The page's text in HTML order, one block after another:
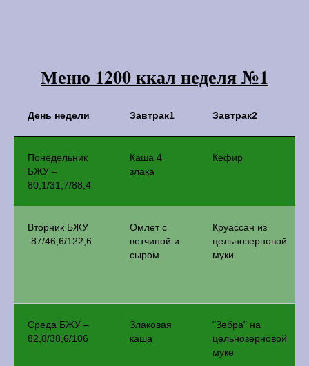
Меню 1200 ккал неделя №1
День недели Завтрак1 Завтрак2
Понедельник
БЖУ –
80,1/31,7/88,4
Каша 4
злака
Кефир
Вторник БЖУ
-87/46,6/122,6
Омлет с
ветчиной и
сыром
Круассан из
цельнозерновой
муки
Среда БЖУ –
82,8/38,6/106
Злаковая
каша
"Зебра" на
цельнозерновой
муке